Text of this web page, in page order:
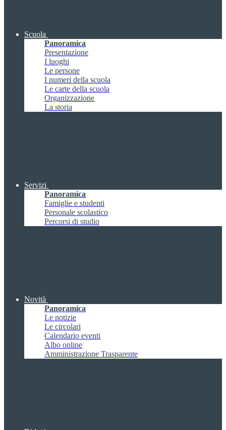
Scuola
Panoramica
Presentazione
I luoghi
Le persone
I numeri della scuola
Le carte della scuola
Organizzazione
La storia
Servizi
Panoramica
Famiglie e studenti
Personale scolastico
Percorsi di studio
Novità
Panoramica
Le notizie
Le circolari
Calendario eventi
Albo online
Amministrazione Trasparente